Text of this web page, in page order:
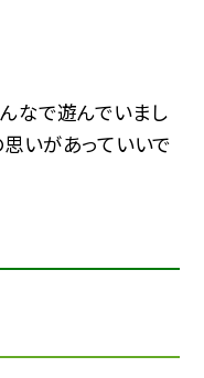
なで遊んでいまし
いがあっていいで